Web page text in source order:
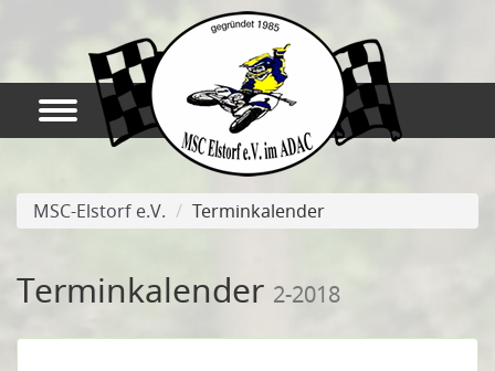
MSC-Elstorf e.V. Terminkalender
Terminkalender 2-2018